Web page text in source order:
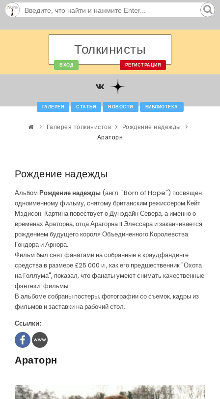
Толкинисты
ВХОД РЕГИСТРАЦИЯ
ГАЛЕРЕЯ СТАТЬИ НОВОСТИ БИБЛИОТЕКА
Галерея толкинистов
Рождение надежды
Араторн
Рождение надежды
Альбом Рождение надежды (англ. "Born of Hope") посвящен
одноименному фильму, снятому британским режиссером Кейт
Мэдисон. Картина повествует о Дунэдайн Севера, а именно о
временах Араторна, отца Арагорна II Элессара и заканчивается
рождением будущего короля Объединенного Королевства
Гондора и Арнора.
Фильм был снят фанатами на собранные в краудфандинге
средства в размере £25 000 и , как его предшественник "Охота
на Голлума", показал, что фанаты умеют снимать качественные
фэнтези-фильмы.
В альбоме собраны постеры, фотографии со съемок, кадры из
фильмов и заставки на рабочий стол.
Ссылки:
Араторн